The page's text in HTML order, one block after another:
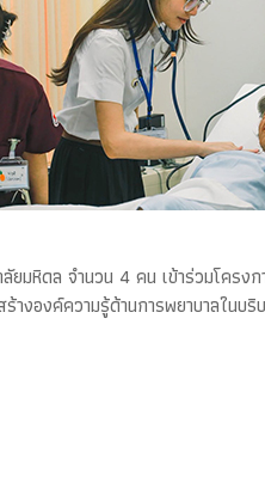
หิดล จำนวน 4 คน เข้าร่วมโครงก
งองค์ความรู้ด้านการพยาบาลในบ